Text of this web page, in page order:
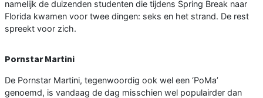
namelijk de duizenden studenten die tijdens Spring Break naar
Florida kwamen voor twee dingen: seks en het strand. De rest
spreekt voor zich.
Pornstar Martini
De Pornstar Martini, tegenwoordig ook wel een ‘PoMa’
genoemd, is vandaag de dag misschien wel populairder dan